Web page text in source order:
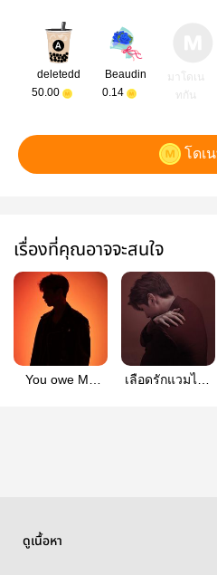
deletedd
50.00
Beaudin
0.14
มาโดเน
ทกัน
โดเ
เรื่องที่คุณอาจจะสนใจ
You owe Me
เลือดรักแวมไพร์
ดูเนื้อหา